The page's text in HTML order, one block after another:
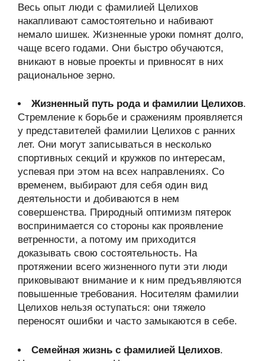
Весь опыт люди с фамилией Целихов
накапливают самостоятельно и набивают
немало шишек. Жизненные уроки помнят долго,
чаще всего годами. Они быстро обучаются,
вникают в новые проекты и привносят в них
рациональное зерно.
Жизненный путь рода и фамилии Целихов.
Стремление к борьбе и сражениям проявляется
у представителей фамилии Целихов с ранних
лет. Они могут записываться в несколько
спортивных секций и кружков по интересам,
успевая при этом на всех направлениях. Со
временем, выбирают для себя один вид
деятельности и добиваются в нем
совершенства. Природный оптимизм пятерок
воспринимается со стороны как проявление
ветренности, а потому им приходится
доказывать свою состоятельность. На
протяжении всего жизненного пути эти люди
приковывают внимание и к ним предъявляются
повышенные требования. Носителям фамилии
Целихов нельзя оступаться: они тяжело
переносят ошибки и часто замыкаются в себе.
Семейная жизнь с фамилией Целихов.